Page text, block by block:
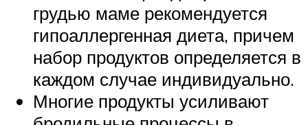
грудью маме рекомендуется
гипоаллергенная диета, причем
набор продуктов определяется в
каждом случае индивидуально.
Многие продукты усиливают